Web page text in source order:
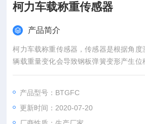
柯力车载称重传感器
产品简介
柯力车载称重传感器，传感器是根据角
辆载重量变化会导致钢板弹簧变形产生位
对应的重量来监控车辆的重量变化。
产品型号：BTGFC
更新时间：2020-07-20